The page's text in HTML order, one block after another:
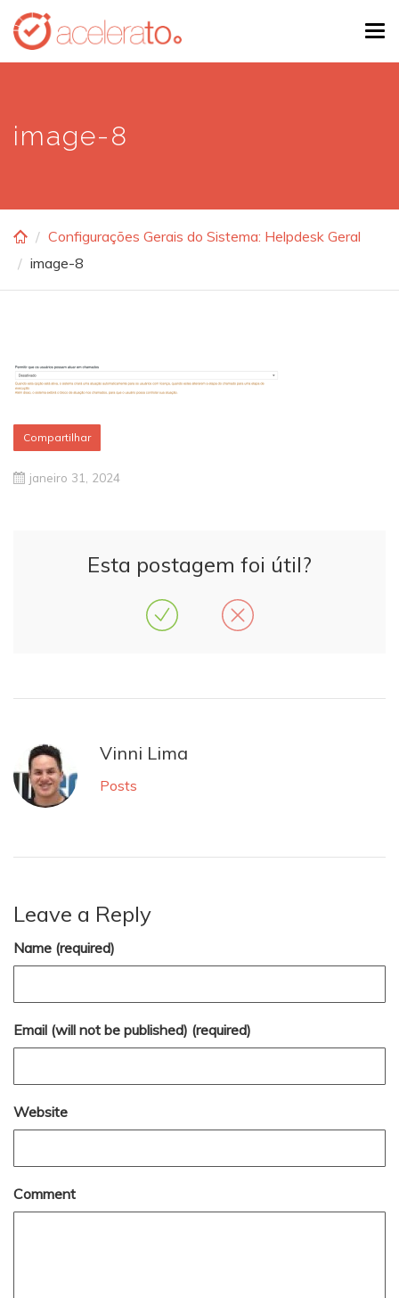
Skip
main
image-8
Configurações Gerais do Sistema: Helpdesk Geral
image-8
Compartilhar
janeiro 31, 2024
Esta postagem foi útil?
Vinni Lima
Posts
Leave a Reply
Name (required)
Email (will not be published) (required)
Website
Comment